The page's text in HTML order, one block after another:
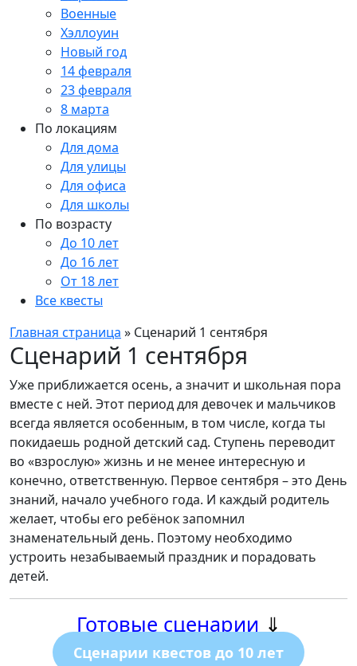
Военные
Хэллоуин
Новый год
14 февраля
23 февраля
8 марта
По локациям
Для дома
Для улицы
Для офиса
Для школы
По возрасту
До 10 лет
До 16 лет
От 18 лет
Все квесты
Главная страница » Сценарий 1 сентября
Сценарий 1 сентября
Уже приближается осень, а значит и школьная пора
вместе с ней. Этот период для девочек и мальчиков
всегда является особенным, в том числе, когда ты
покидаешь родной детский сад. Ступень переводит
во «взрослую» жизнь и не менее интересную и
конечно, ответственную. Первое сентября – это День
знаний, начало учебного года. И каждый родитель
желает, чтобы его ребёнок запомнил
знаменательный день. Поэтому необходимо
устроить незабываемый праздник и порадовать
детей.
Готовые сценарии ⇓
Сценарии квестов до 10 лет